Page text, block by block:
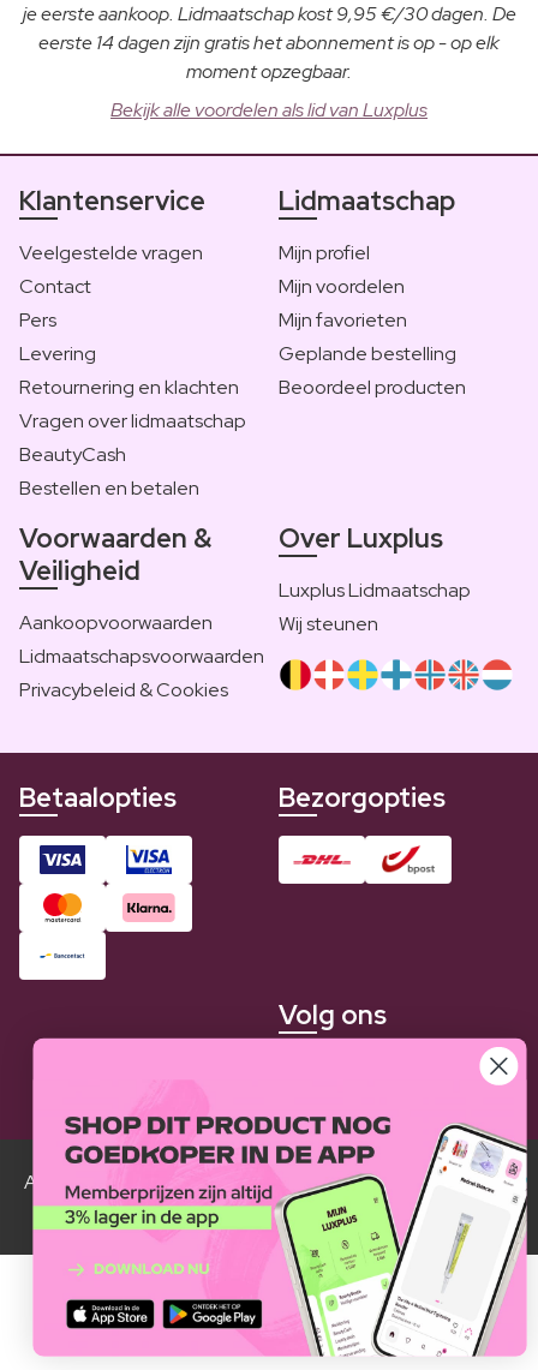
je eerste aankoop. Lidmaatschap kost 9,95 €/30 dagen. De
eerste 14 dagen zijn gratis het abonnement is op - op elk
moment opzegbaar.
Bekijk alle voordelen als lid van Luxplus
Klantenservice
Veelgestelde vragen
Contact
Pers
Levering
Retournering en klachten
Vragen over lidmaatschap
BeautyCash
Bestellen en betalen
Lidmaatschap
Mijn profiel
Mijn voordelen
Mijn favorieten
Geplande bestelling
Beoordeel producten
Voorwaarden &
Veiligheid
Aankoopvoorwaarden
Lidmaatschapsvoorwaarden
Privacybeleid & Cookies
Over Luxplus
Luxplus Lidmaatschap
Wij steunen
Betaalopties Bezorgopties
Volg ons
Alle Luxplus ledenprijzen zijn weergegeven in vergelijking
met de normale prijzen.